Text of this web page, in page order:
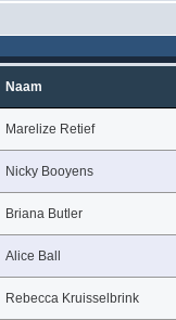
Naam
Marelize Retief
Nicky Booyens
Briana Butler
Alice Ball
Rebecca Kruisselbrink